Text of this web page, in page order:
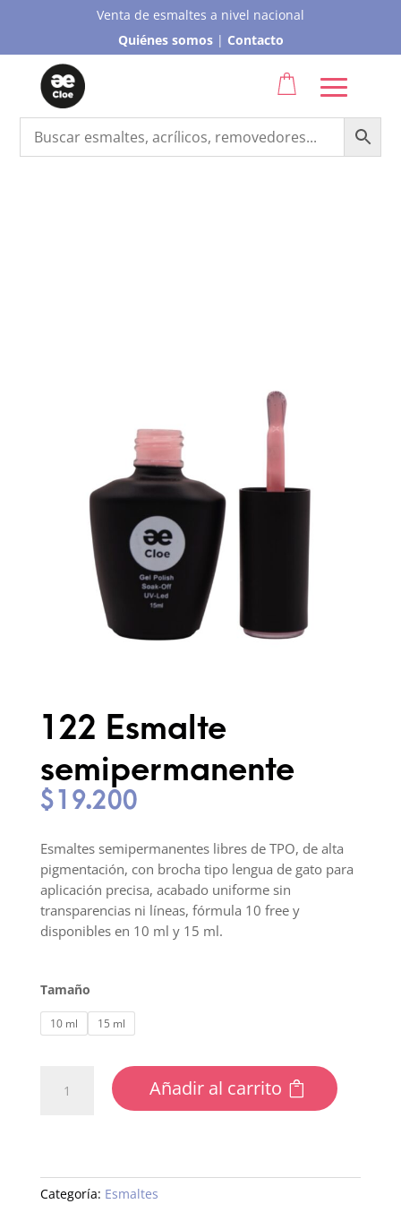
Venta de esmaltes a nivel nacional
Quiénes somos| Contacto
122 Esmalte
semipermanente
$19.200
Esmaltes semipermanentes libres de TPO, de alta
pigmentación, con brocha tipo lengua de gato para
aplicación precisa, acabado uniforme sin
transparencias ni líneas, fórmula 10 free y
disponibles en 10 ml y 15 ml.
Tamaño
10 ml 15 ml
Esmalte
Añadir al carrito
Categoría: Esmaltes